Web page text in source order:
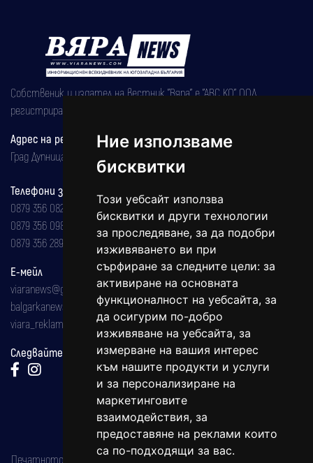
Ние използваме
бисквитки
Този уебсайт използва
бисквитки и други технологии
за проследяване, за да подобри
изживяването ви при
сърфиране за следните цели: за
активиране на основната
функционалност на уебсайта, за
да осигурим по-добро
изживяване на уебсайта, за
измерване на вашия интерес
към нашите продукти и услуги
и за персонализиране на
маркетинговите
взаимодействия, за
предоставяне на реклами които
са по-подходящи за вас.
Собственик и издател на вестник "Вяра" е "АВС КО" ООД,
регистрирана на 08.05.2002 година.
Адрес на редакцията
Град Дупница, ул.''Христо Ботев" 43
Телефони за реклама и абонаменти
0879 356 082
0879 356 098
0879 356 289
Е-мейл
viaranews@gmail.com
balgarkanews@gmail.com
viara_reklama@mail.bg
Следвайте ни:
Печатното издание на вестника е регистрирано в националния